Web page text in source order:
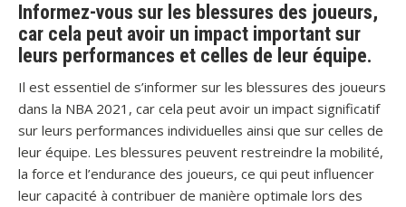
Informez-vous sur les blessures des joueurs,
car cela peut avoir un impact important sur
leurs performances et celles de leur équipe.
Il est essentiel de s’informer sur les blessures des joueurs
dans la NBA 2021, car cela peut avoir un impact significatif
sur leurs performances individuelles ainsi que sur celles de
leur équipe. Les blessures peuvent restreindre la mobilité,
la force et l’endurance des joueurs, ce qui peut influencer
leur capacité à contribuer de manière optimale lors des